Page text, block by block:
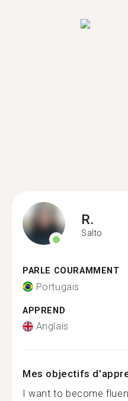
R.
Salto
PARLE COURAMMENT
Portugais
APPREND
Anglais
Mes objectifs
I want to become